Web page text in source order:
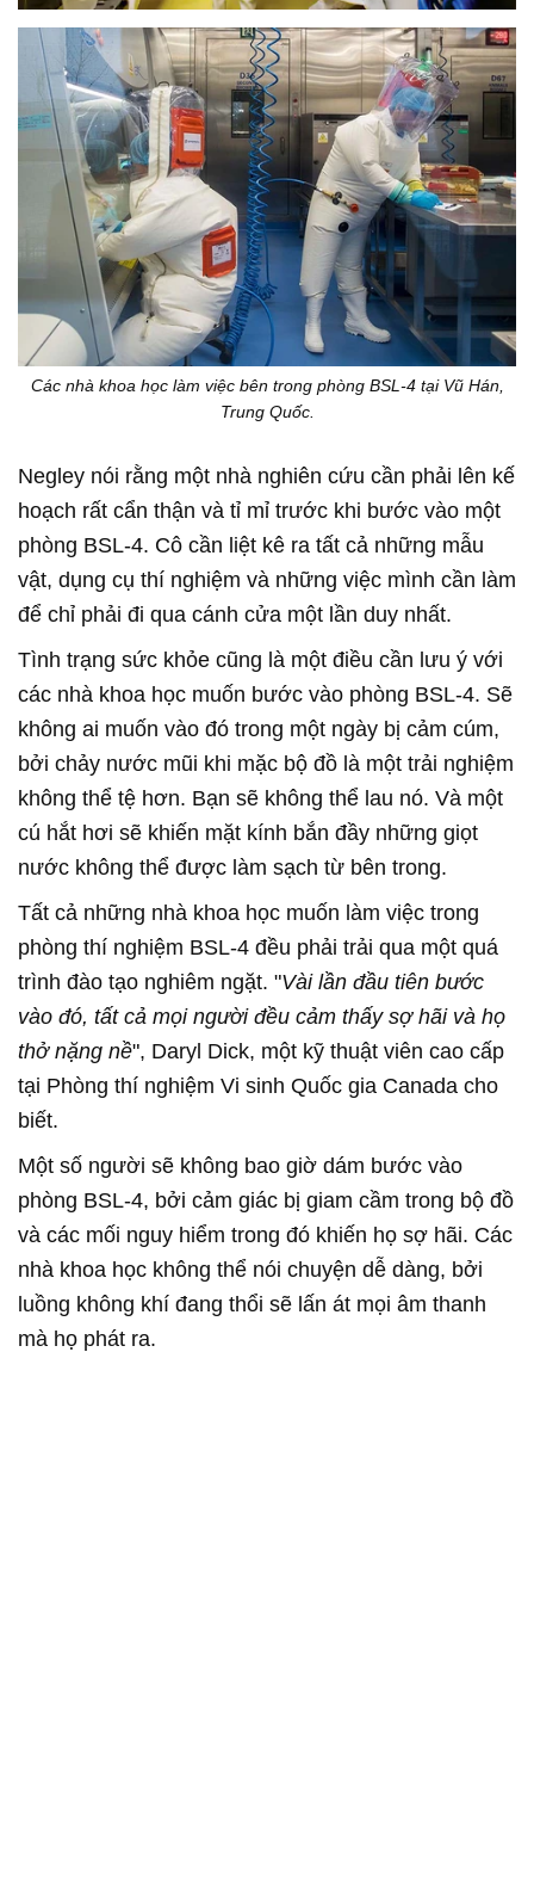
Các nhà khoa học làm việc bên trong phòng BSL-4 tại Vũ Hán,
Trung Quốc.
Negley nói rằng một nhà nghiên cứu cần phải lên kế
hoạch rất cẩn thận và tỉ mỉ trước khi bước vào một
phòng BSL-4. Cô cần liệt kê ra tất cả những mẫu
vật, dụng cụ thí nghiệm và những việc mình cần làm
để chỉ phải đi qua cánh cửa một lần duy nhất.
Tình trạng sức khỏe cũng là một điều cần lưu ý với
các nhà khoa học muốn bước vào phòng BSL-4. Sẽ
không ai muốn vào đó trong một ngày bị cảm cúm,
bởi chảy nước mũi khi mặc bộ đồ là một trải nghiệm
không thể tệ hơn. Bạn sẽ không thể lau nó. Và một
cú hắt hơi sẽ khiến mặt kính bắn đầy những giọt
nước không thể được làm sạch từ bên trong.
Tất cả những nhà khoa học muốn làm việc trong
phòng thí nghiệm BSL-4 đều phải trải qua một quá
trình đào tạo nghiêm ngặt. "Vài lần đầu tiên bước
vào đó, tất cả mọi người đều cảm thấy sợ hãi và họ
thở nặng nề", Daryl Dick, một kỹ thuật viên cao cấp
tại Phòng thí nghiệm Vi sinh Quốc gia Canada cho
biết.
Một số người sẽ không bao giờ dám bước vào
phòng BSL-4, bởi cảm giác bị giam cầm trong bộ đồ
và các mối nguy hiểm trong đó khiến họ sợ hãi. Các
nhà khoa học không thể nói chuyện dễ dàng, bởi
luồng không khí đang thổi sẽ lấn át mọi âm thanh
mà họ phát ra.